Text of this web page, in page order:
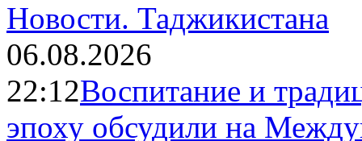
Новости. Таджикистана
06.08.2026
22:12Воспитание и
эпоху обсудили на